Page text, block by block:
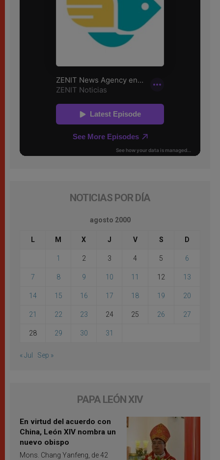
NOTICIAS POR DÍA
agosto 2000
L M X J V S D
1 2 3 4 5 6
7 8 9 10 11 12 13
14 15 16 17 18 19 20
21 22 23 24 25 26 27
28 29 30 31
« Jul Sep »
PAPA LEÓN XIV
En virtud del acuerdo con
China, León XIV nombra un
nuevo obispo
Mons. Chang Yanfeng, de 42